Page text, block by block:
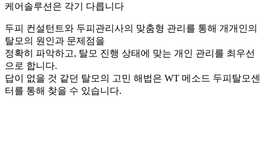
케어솔루션은 각기 다릅니다
두피 컨설턴트와 두피관리사의 맞춤형 관리를 통해 개개인의
탈모의 원인과 문제점을
정확히 파악하고, 탈모 진행 상태에 맞는 개인 관리를 최우선
으로 합니다.
답이 없을 것 같던 탈모의 고민 해법은 WT 메소드 두피탈모센
터를 통해 찾을 수 있습니다.